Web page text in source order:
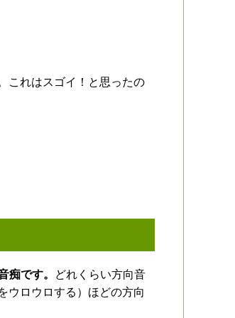
これはスゴイ！と思ったの
痴です。
どれくらい方向音
ウロウロする）ほどの方向